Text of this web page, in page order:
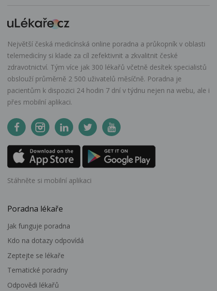
Největší česká medicínská online poradna a průkopník v oblasti
telemedicíny si klade za cíl zefektivnit a zkvalitnit české
zdravotnictví. Tým více jak 300 lékařů včetně desítek specialistů
obslouží průměrně 2 500 uživatelů měsíčně. Poradna je
pacientům k dispozici 24 hodin 7 dní v týdnu nejen na webu, ale i
přes mobilní aplikaci.
Stáhněte si mobilní aplikaci
Poradna lékaře
Jak funguje poradna
Kdo na dotazy odpovídá
Zeptejte se lékaře
Tematické poradny
Odpovědi lékařů